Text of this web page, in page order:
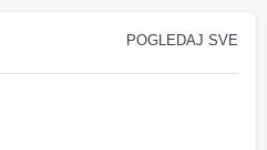
POGLEDAJ SVE